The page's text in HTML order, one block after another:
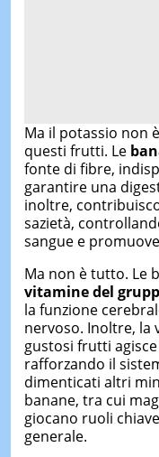
Ma il potassio non
questi frutti. Le
fonte di fibre,
garantire una
inoltre,
sazietà,
sangue e
Ma non è tutto. Le
vitamine del
la funzione
nervoso. Inoltre, la
gustosi frutti
rafforzando il
dimenticati altri
banane, tra cui
giocano ruoli
generale.